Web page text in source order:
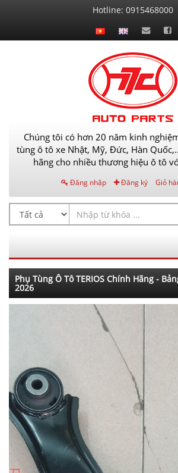
hệ
Hotline: 0915468000
Chúng tôi có hơn 20 năm kinh
tùng ô tô xe Nhật, Mỹ, Đức, Hàn
hãng cho nhiều thương hiệu ô tô
Đăng nhập Đăng ký Giỏ
AutoPart
Phụ Tùng Ô Tô TERIOS Chính Hãng -
2026